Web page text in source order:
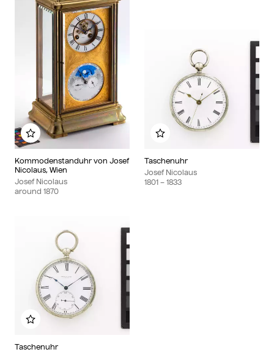
Kommodenstanduhr von Josef
Nicolaus, Wien
Josef Nicolaus
around 1870
Add to my album
Taschenuhr
Josef Nicolaus
1801 – 1833
Add to my album
Taschenuhr
Add to my album